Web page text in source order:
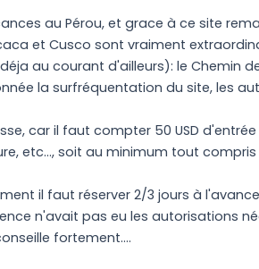
au Pérou, et grace à ce site
et Cusco sont vraiment
au courant d'ailleurs): le Chemin
la surfréquentation du site, les
car il faut compter 50 USD
etc..., soit au minimum tout compris
il faut réserver 2/3 jours à
n'avait pas eu les autorisations
fortement....